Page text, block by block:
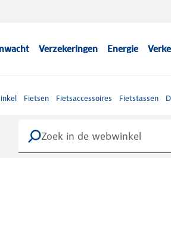
Verzekeringen Energie
Fietsen Fietsaccessoires Fietstassen